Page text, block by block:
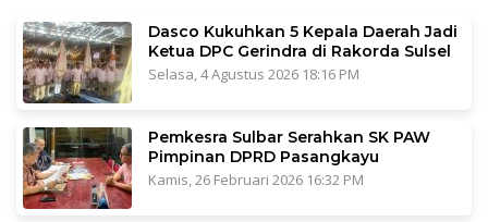
Dasco Kukuhkan 5 Kepala Daerah Jadi
Ketua DPC Gerindra di Rakorda Sulsel
Selasa, 4 Agustus 2026 18:16 PM
Pemkesra Sulbar Serahkan SK PAW
Pimpinan DPRD Pasangkayu
Kamis, 26 Februari 2026 16:32 PM